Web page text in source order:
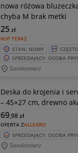
nowa różowa
chyba M brak metki
KUP TERAZ
25zł
STAN: NOWY
SPRZEDAJĄCY: OSOBA
Sandomierz
Deska do krojenia i
– 45×27 cm, drewno
OFERTA ZALLEGRO
69,98zł
SPRZEDAJĄCY: OSOBA
Sandomierz